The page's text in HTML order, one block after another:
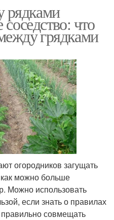
рядками
что
грядками
огородников загущать
можно больше
Можно использовать
если знать о правилах
правильно совмещать